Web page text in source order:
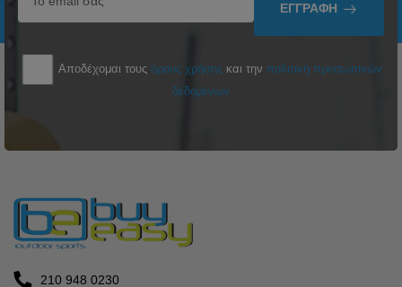
ΕΓΓΡΑΦΉ
Αποδέχομαι τους όρους χρήσης και την πολιτική προσωπικών
δεδομένων
210 948 0230